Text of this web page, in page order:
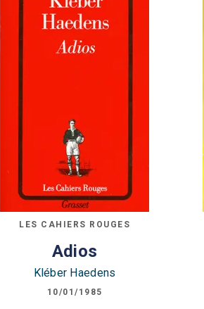
LES CAHIERS ROUGES
Adios
Kléber Haedens
10/01/1985